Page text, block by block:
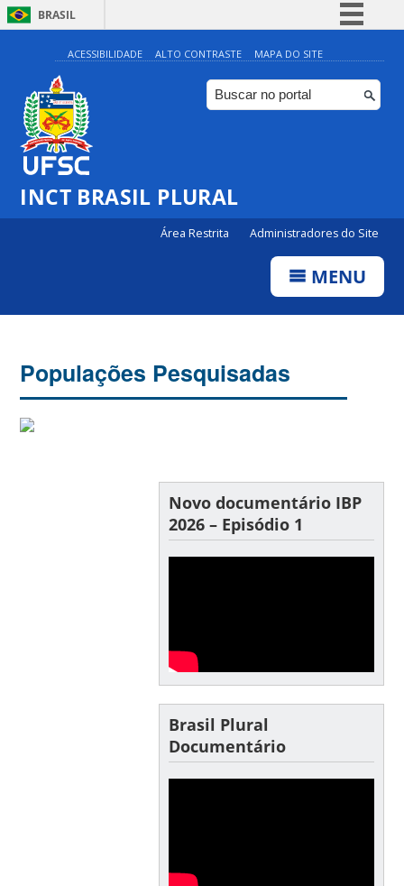
BRASIL
Simplifique!
Comunica BR
Participe
ACESSIBILIDADE ALTO CONTRASTE MAPA DO SITE
INCT BRASIL PLURAL
Área Restrita Administradores do Site
MENU
Populações Pesquisadas
Novo documentário IBP
2026 – Episódio 1
Brasil Plural
Documentário